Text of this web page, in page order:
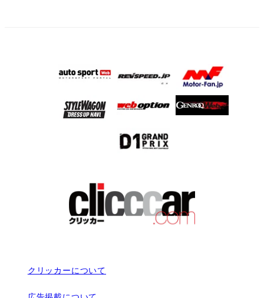
クリッカーについて